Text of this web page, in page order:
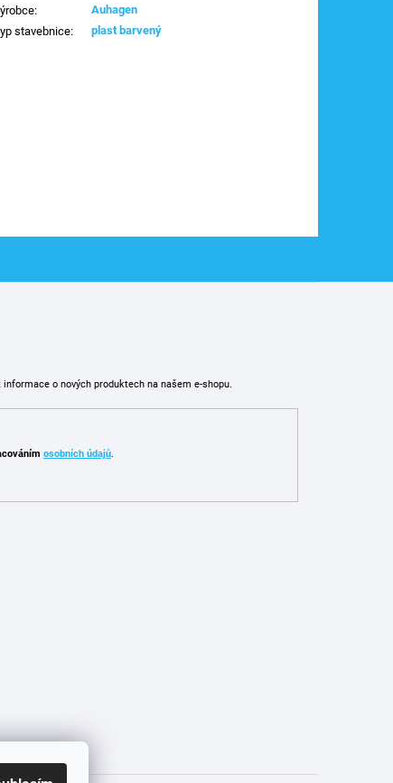
: Auhagen
stavebnice: plast barvený
o nových produktech na našem e-shopu.
osobních údajů.